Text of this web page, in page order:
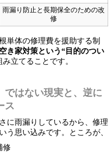
雨漏り防止と長期保全のための改
修
単体の修理費を援助する制
き家対策という“目的のつい
立てることです。
ではない現実と、逆に
ス
に雨漏りしているから、修理
う思い込みです。ところが、
修